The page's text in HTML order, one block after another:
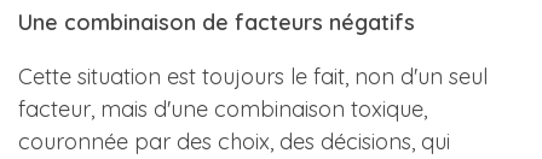
Une combinaison de facteurs négatifs
Cette situation est toujours le fait, non d'un seul
facteur, mais d'une combinaison toxique,
couronnée par des choix, des décisions, qui